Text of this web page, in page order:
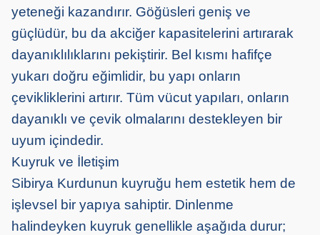
yeteneği kazandırır. Göğüsleri geniş ve
güçlüdür, bu da akciğer kapasitelerini artırarak
dayanıklılıklarını pekiştirir. Bel kısmı hafifçe
yukarı doğru eğimlidir, bu yapı onların
çevikliklerini artırır. Tüm vücut yapıları, onların
dayanıklı ve çevik olmalarını destekleyen bir
uyum içindedir.
Kuyruk ve İletişim
Sibirya Kurdunun kuyruğu hem estetik hem de
işlevsel bir yapıya sahiptir. Dinlenme
halindeyken kuyruk genellikle aşağıda durur;